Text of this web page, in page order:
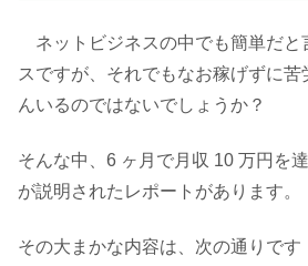
ネットビジネスの中でも簡単だと
スですが、それでもなお稼げずに苦
んいるのではないでしょうか？
そんな中、6 ヶ月で月収 10 万円を
が説明されたレポートがあります。
その大まかな内容は、次の通りです